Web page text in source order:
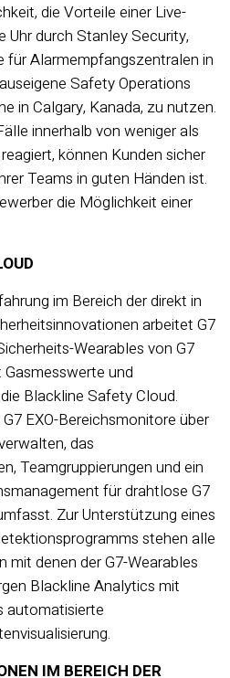
die Vorteile einer Live-
Uhr durch Stanley Security,
für Alarmempfangszentralen in
Safety Operations
in Calgary, Kanada, zu nutzen.
innerhalb von weniger als
können Kunden sicher
Teams in guten Händen ist.
die Möglichkeit einer
im Bereich der direkt in
arbeitet G7
Wearables von G7
und
Blackline Safety Cloud.
EXO-Bereichsmonitore über
das
Teamgruppierungen und ein
für drahtlose G7
Zur Unterstützung eines
stehen alle
mit denen der G7-Wearables
Blackline Analytics mit
automatisierte
IM BEREICH DER